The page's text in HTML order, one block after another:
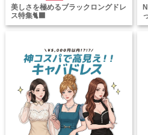
美しさを極めるブラックロングドレ
ス特集🐈‍⬛